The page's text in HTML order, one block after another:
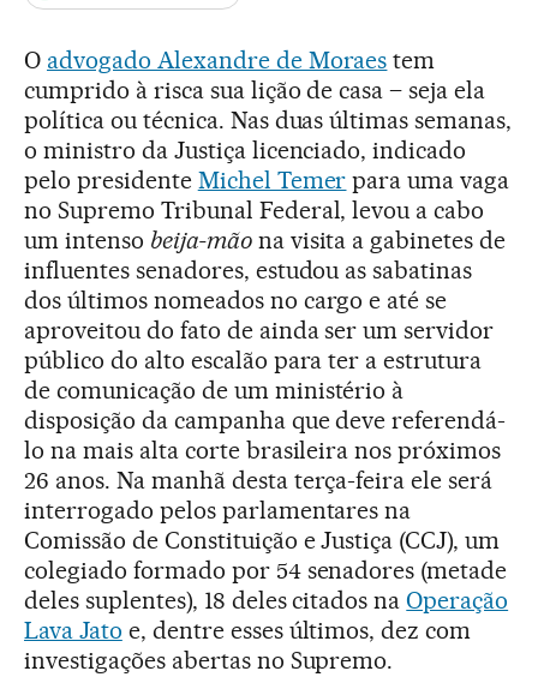
O advogado Alexandre de Moraes tem
cumprido à risca sua lição de casa – seja ela
política ou técnica. Nas duas últimas semanas,
o ministro da Justiça licenciado, indicado
pelo presidente Michel Temer para uma vaga
no Supremo Tribunal Federal, levou a cabo
um intenso beija-mãona visita a gabinetes de
influentes senadores, estudou as sabatinas
dos últimos nomeados no cargo e até se
aproveitou do fato de ainda ser um servidor
público do alto escalão para ter a estrutura
de comunicação de um ministério à
disposição da campanha que deve referendá-
lo na mais alta corte brasileira nos próximos
26 anos. Na manhã desta terça-feira ele será
interrogado pelos parlamentares na
Comissão de Constituição e Justiça (CCJ), um
colegiado formado por 54 senadores (metade
deles suplentes), 18 deles citados na Operação
Lava Jato e, dentre esses últimos, dez com
investigações abertas no Supremo.